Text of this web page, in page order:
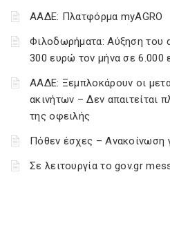
ΑΑΔΕ: Πλατφόρμα myAGRO
Φιλοδωρήματα: Αύξηση του
300 ευρώ τον μήνα σε 6.000
ΑΑΔΕ: Ξεμπλοκάρουν οι
ακινήτων – Δεν απαιτείται
της οφειλής
Πόθεν έσχες – Ανακοίνωση
Σε λειτουργία το gov.gr